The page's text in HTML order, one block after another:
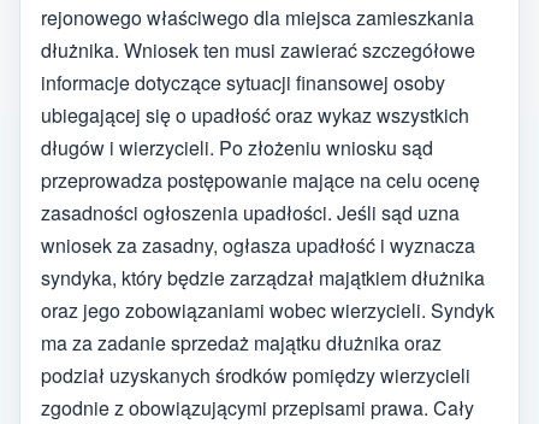
rejonowego właściwego dla miejsca zamieszkania
dłużnika. Wniosek ten musi zawierać szczegółowe
informacje dotyczące sytuacji finansowej osoby
ubiegającej się o upadłość oraz wykaz wszystkich
długów i wierzycieli. Po złożeniu wniosku sąd
przeprowadza postępowanie mające na celu ocenę
zasadności ogłoszenia upadłości. Jeśli sąd uzna
wniosek za zasadny, ogłasza upadłość i wyznacza
syndyka, który będzie zarządzał majątkiem dłużnika
oraz jego zobowiązaniami wobec wierzycieli. Syndyk
ma za zadanie sprzedaż majątku dłużnika oraz
podział uzyskanych środków pomiędzy wierzycieli
zgodnie z obowiązującymi przepisami prawa. Cały